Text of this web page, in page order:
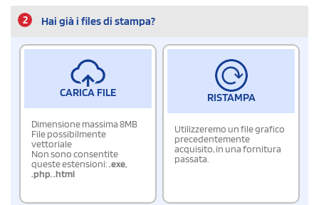
2 Hai già i files di stampa?
CARICA FILE
Dimensione massima 8MB
File possibilmente
vettoriale
Non sono consentite
queste estensioni:.exe,
.php,.html
RISTAMPA
Utilizzeremo un file grafico
precedentemente
acquisito, in una fornitura
passata.